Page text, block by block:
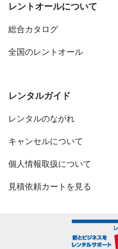
レントオールについて
総合カタログ
全国のレントオール
レンタルガイド
レンタルのながれ
キャンセルについて
個人情報取扱について
見積依頼カートを見る